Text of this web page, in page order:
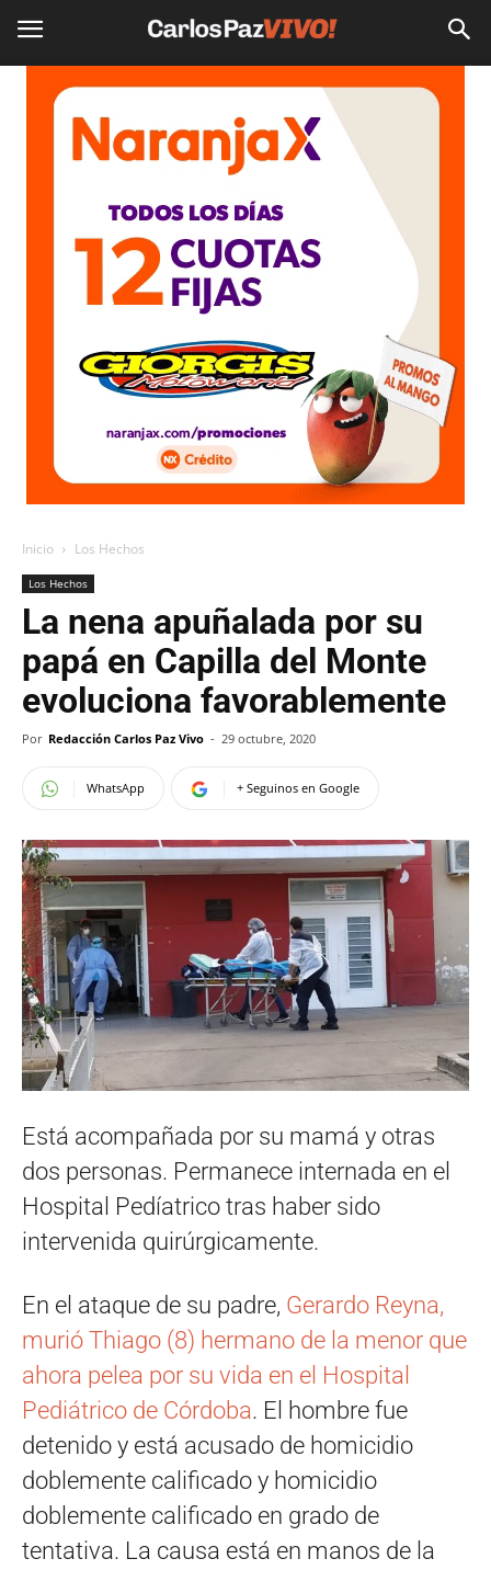
Inicio Los Hechos
Los Hechos
La nena apuñalada por su
papá en Capilla del Monte
evoluciona favorablemente
Por Redacción Carlos Paz Vivo - 29 octubre, 2020
WhatsApp + Seguinos en Google
Está acompañada por su mamá y otras
dos personas. Permanece internada en el
Hospital Pedíatrico tras haber sido
intervenida quirúrgicamente.
En el ataque de su padre, Gerardo Reyna,
murió Thiago (8) hermano de la menor que
ahora pelea por su vida en el Hospital
Pediátrico de Córdoba. El hombre fue
detenido y está acusado de homicidio
doblemente calificado y homicidio
doblemente calificado en grado de
tentativa. La causa está en manos de la